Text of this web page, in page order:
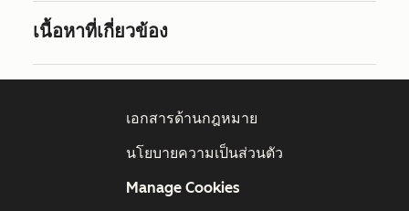
เนื้อหาที่เกี่ยวข้อง
เอกสารด้านกฎหมาย
นโยบายความเป็นส่วนตัว
Manage Cookies